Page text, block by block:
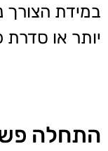
במידת הצורך
יותר או סדרת
התחלה